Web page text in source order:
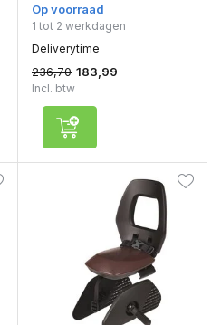
Op voorraad
1 tot 2 werkdagen
Deliverytime
236,70 183,99
Incl. btw